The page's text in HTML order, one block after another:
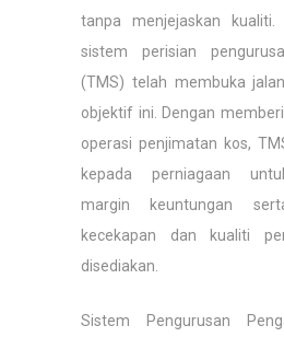
tanpa menjejaskan kualiti.
sistem perisian
(TMS) telah membuka
objektif ini. Dengan
operasi penjimatan kos,
kepada perniagaan
margin keuntungan
kecekapan dan kualiti
disediakan.
Sistem Pengurusan